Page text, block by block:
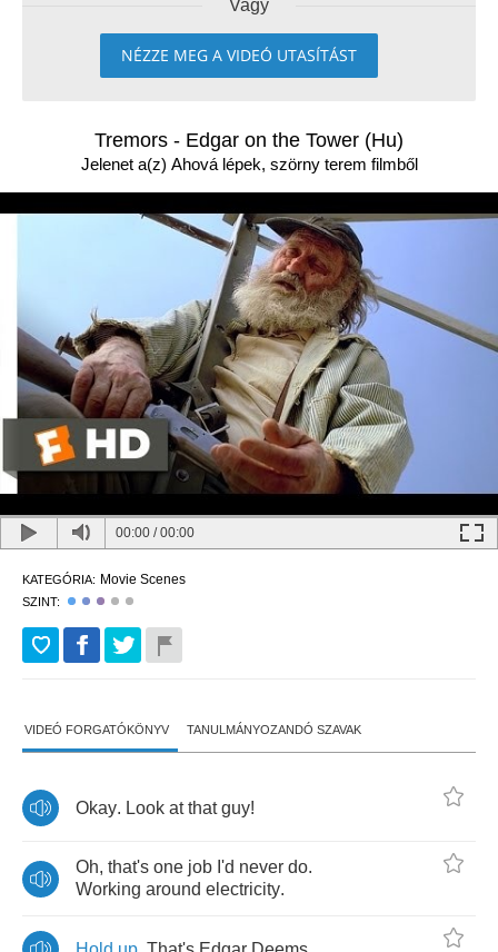
Vagy
NÉZZE MEG A VIDEÓ UTASÍTÁST
Tremors - Edgar on the Tower (Hu)
Jelenet a(z) Ahová lépek, szörny terem filmből
00:00 /00:00
KATEGÓRIA: Movie Scenes
SZINT:
VIDEÓ FORGATÓKÖNYV TANULMÁNYOZANDÓ SZAVAK
Okay. Look at that guy!
Oh, that's one job I'd never do.
Working around electricity.